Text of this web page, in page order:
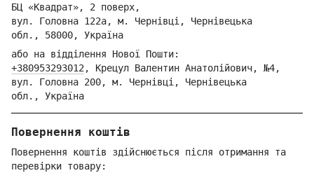
БЦ «Квадрат», 2 поверх,
вул. Головна 122а, м. Чернівці, Чернівецька
обл., 58000, Україна
або на відділення Нової Пошти:
+380953293012 , Крецул Валентин Анатолійович, №4,
вул. Головна 200, м. Чернівці, Чернівецька
обл., Україна
Повернення коштів
Повернення коштів здійснюється після отримання та
перевірки товару: